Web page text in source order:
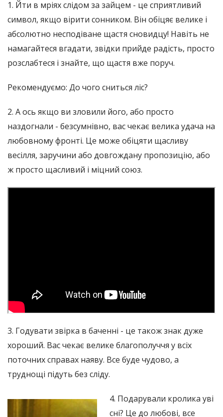
1. Йти в мріях слідом за зайцем - це сприятливий
символ, якщо вірити сонником. Він обіцяє велике і
абсолютно несподіване щастя сновидцу! Навіть не
намагайтеся вгадати, звідки прийде радість, просто
розслабтеся і знайте, що щастя вже поруч.
Рекомендуємо: До чого сниться ліс?
2. А ось якщо ви зловили його, або просто
наздогнали - безсумнівно, вас чекає велика удача на
любовному фронті. Це може обіцяти щасливу
весілля, заручини або довгождану пропозицію, або
ж просто щасливий і міцний союз.
3. Годувати звірка в баченні - це також знак дуже
хороший. Вас чекає велике благополуччя у всіх
поточних справах наяву. Все буде чудово, а
труднощі підуть без сліду.
4. Подарували кролика уві
сні? Це до любові, все